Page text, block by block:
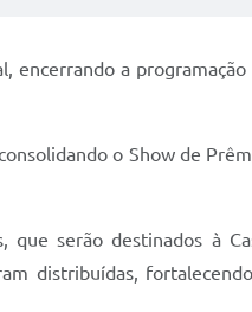
a
o Show de
serão destinados à
distribuídas,